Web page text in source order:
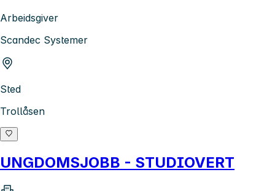
Arbeidsgiver
Scandec Systemer
Sted
Trollåsen
UNGDOMSJOBB - STUDIOVERT